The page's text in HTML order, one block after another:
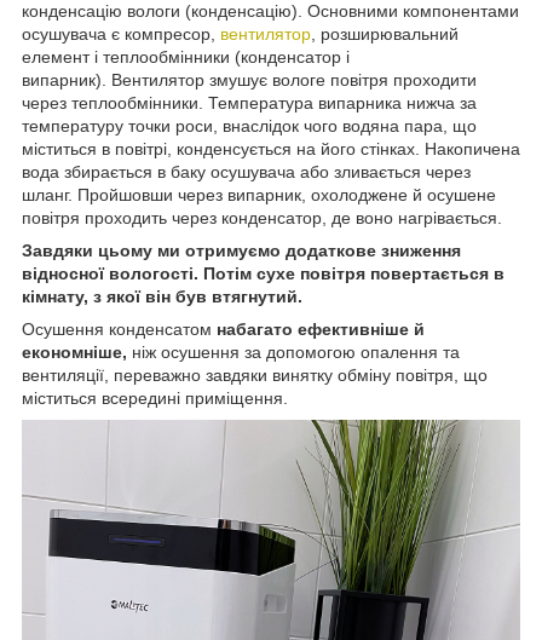
конденсацію вологи (конденсацію). Основними компонентами
осушувача є компресор, вентилятор, розширювальний
елемент і теплообмінники (конденсатор і
випарник). Вентилятор змушує вологе повітря проходити
через теплообмінники. Температура випарника нижча за
температуру точки роси, внаслідок чого водяна пара, що
міститься в повітрі, конденсується на його стінках. Накопичена
вода збирається в баку осушувача або зливається через
шланг. Пройшовши через випарник, охолоджене й осушене
повітря проходить через конденсатор, де воно нагрівається.
Завдяки цьому ми отримуємо додаткове зниження
відносної вологості. Потім сухе повітря повертається в
кімнату, з якої він був втягнутий.
Осушення конденсатом набагато ефективніше й
економніше, ніж осушення за допомогою опалення та
вентиляції, переважно завдяки винятку обміну повітря, що
міститься всередині приміщення.